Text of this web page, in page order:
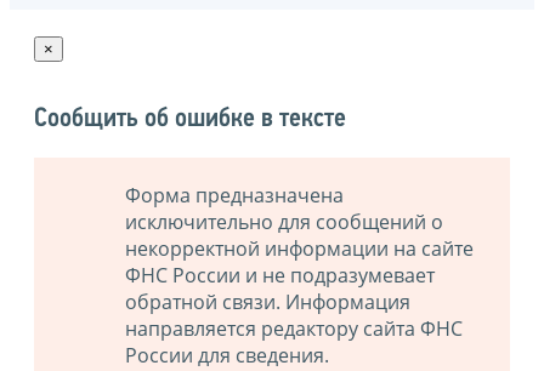
×
Сообщить об ошибке в тексте
Форма предназначена
исключительно для сообщений о
некорректной информации на сайте
ФНС России и не подразумевает
обратной связи. Информация
направляется редактору сайта ФНС
России для сведения.